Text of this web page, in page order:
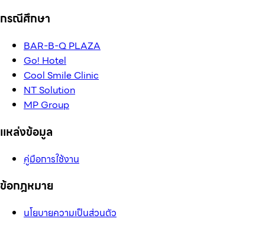
กรณีศึกษา
BAR-B-Q PLAZA
Go! Hotel
Cool Smile Clinic
NT Solution
MP Group
แหล่งข้อมูล
คู่มือการใช้งาน
ข้อกฎหมาย
นโยบายความเป็นส่วนตัว